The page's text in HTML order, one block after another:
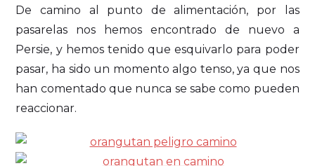
De camino al punto de alimentación, por las
pasarelas nos hemos encontrado de nuevo a
Persie, y hemos tenido que esquivarlo para poder
pasar, ha sido un momento algo tenso, ya que nos
han comentado que nunca se sabe como pueden
reaccionar.